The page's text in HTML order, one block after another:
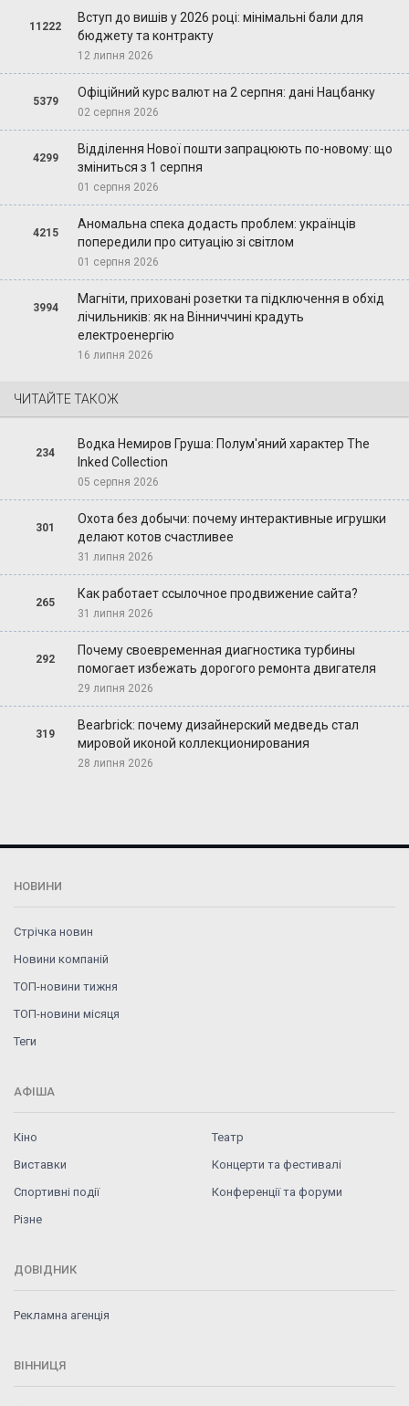
11222
Вступ до вишів у 2026 році: мінімальні бали для
бюджету та контракту
12 липня 2026
5379
Офіційний курс валют на 2 серпня: дані Нацбанку
02 серпня 2026
4299
Відділення Нової пошти запрацюють по-новому: що
зміниться з 1 серпня
01 серпня 2026
4215
Аномальна спека додасть проблем: українців
попередили про ситуацію зі світлом
01 серпня 2026
3994
Магніти, приховані розетки та підключення в обхід
лічильників: як на Вінниччині крадуть
електроенергію
16 липня 2026
ЧИТАЙТЕ ТАКОЖ
234
Водка Немиров Груша: Полум'яний характер The
Inked Collection
05 серпня 2026
301
Охота без добычи: почему интерактивные игрушки
делают котов счастливее
31 липня 2026
265
Как работает ссылочное продвижение сайта?
31 липня 2026
292
Почему своевременная диагностика турбины
помогает избежать дорогого ремонта двигателя
29 липня 2026
319
Bearbrick: почему дизайнерский медведь стал
мировой иконой коллекционирования
28 липня 2026
НОВИНИ
Стрічка новин
Новини компаній
ТОП-новини тижня
ТОП-новини місяця
Теги
АФІША
Кіно
Театр
Виставки
Концерти та фестивалі
Спортивні події
Конференції та форуми
Різне
ДОВІДНИК
Рекламна агенція
ВІННИЦЯ